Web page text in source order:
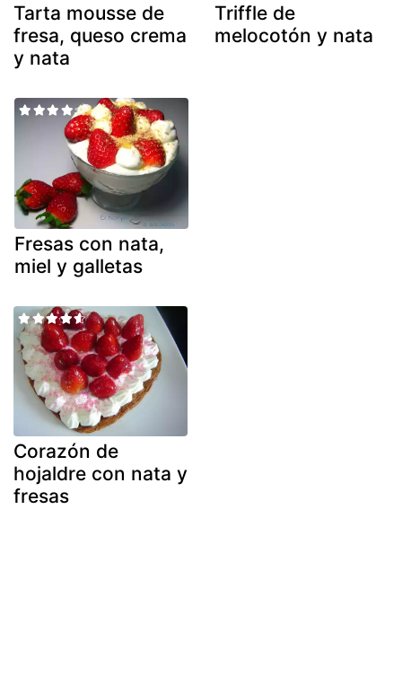
Tarta mousse de
fresa, queso crema
y nata
Triffle de
melocotón y nata
Fresas con nata,
miel y galletas
Corazón de
hojaldre con nata y
fresas